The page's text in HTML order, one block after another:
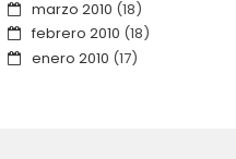
marzo 2010 (18)
febrero 2010 (18)
enero 2010 (17)